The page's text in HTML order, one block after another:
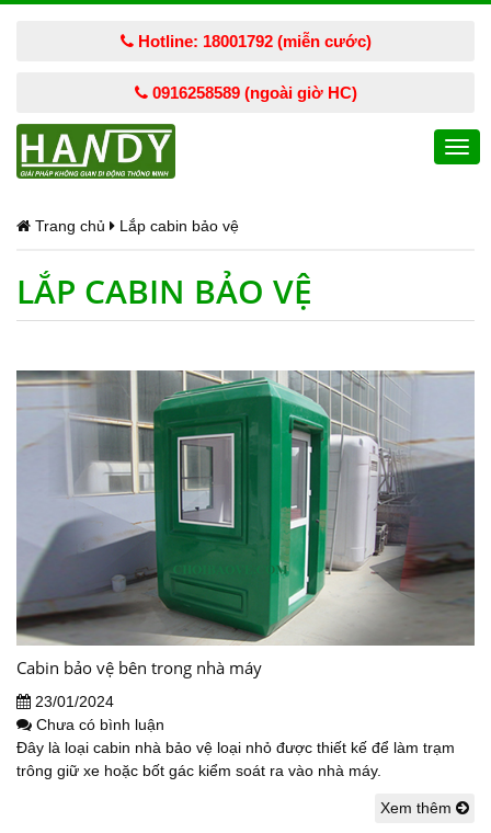
Hotline: 18001792 (miễn cước)
0916258589 (ngoài giờ HC)
Trang chủ Lắp cabin bảo vệ
LẮP CABIN BẢO VỆ
Cabin bảo vệ bên trong nhà máy
23/01/2024
Chưa có bình luận
Đây là loại cabin nhà bảo vệ loại nhỏ được thiết kế để làm trạm
trông giữ xe hoặc bốt gác kiểm soát ra vào nhà máy.
Xem thêm